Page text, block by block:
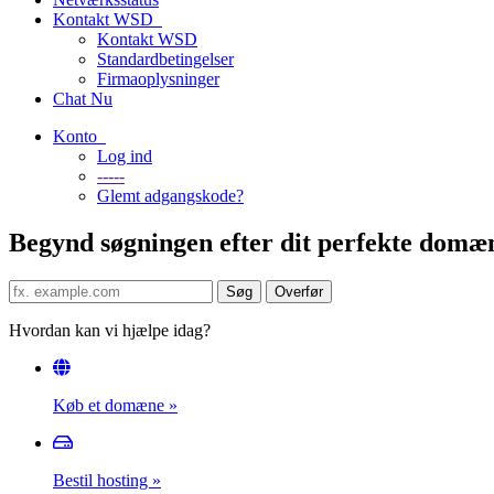
Kontakt WSD
Kontakt WSD
Standardbetingelser
Firmaoplysninger
Chat Nu
Konto
Log ind
-----
Glemt adgangskode?
Begynd søgningen efter dit perfekte
Hvordan kan vi hjælpe idag?
Køb et domæne »
Bestil hosting »